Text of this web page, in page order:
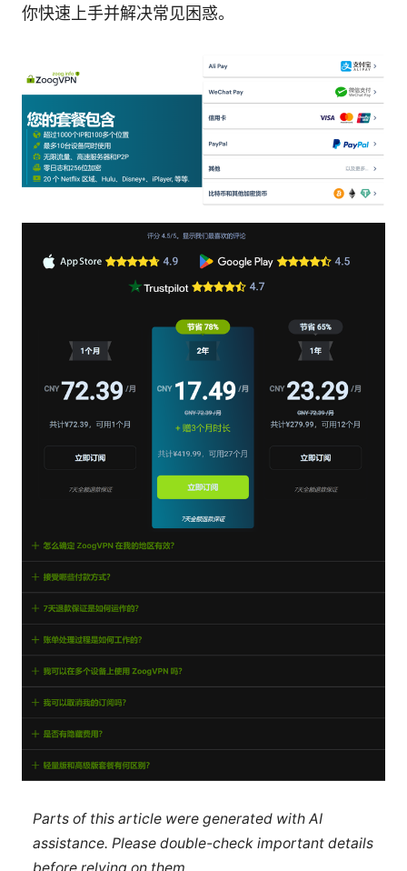
你快速上手并解决常见困惑。
Parts of this article were generated with AI
assistance. Please double-check important details
before relying on them.